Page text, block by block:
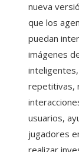
nueva
que los
puedan
imágenes
repetitivas,
usuarios,
jugadores